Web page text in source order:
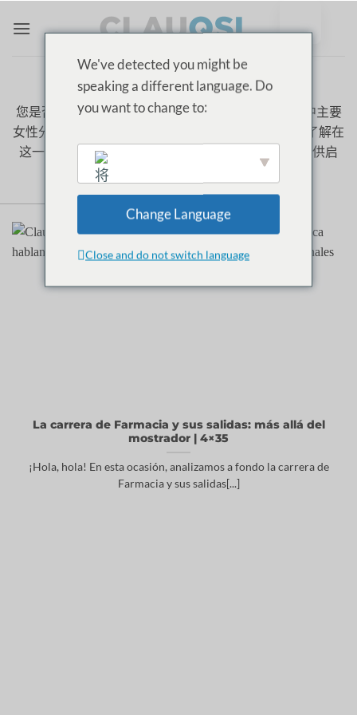
分类存档：FARMACIA
您是否有兴趣药学?探索 ClauQSI 的这几期节目，其中主要
女性分享了她们的真实生活感言、挑战和职业建议，了解在
这一行业工作意味着什么，并为您未来的职业生涯提供启
La carrera de Farmacia y sus salidas: más allá del
mostrador | 4×35
¡Hola, hola! En esta ocasión, analizamos a fondo la carrera de
Farmacia y sus salidas[...]
We've detected you might be
speaking a different language. Do
you want to change to:
English
Change Language
Close and do not switch language